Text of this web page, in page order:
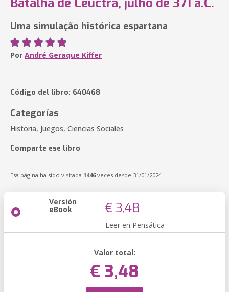
Uma simulação histórica espartana
Por André Geraque Kiffer
Código del libro: 640468
Categorías
Historia, Juegos, Ciencias Sociales
Comparte ese libro
Esa página ha sido visitada 1446veces desde 31/01/2024
Versión
eBook € 3,48
Leer en Pensática
Valor total:
€ 3,48